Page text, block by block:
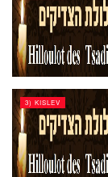
3) KISLEV